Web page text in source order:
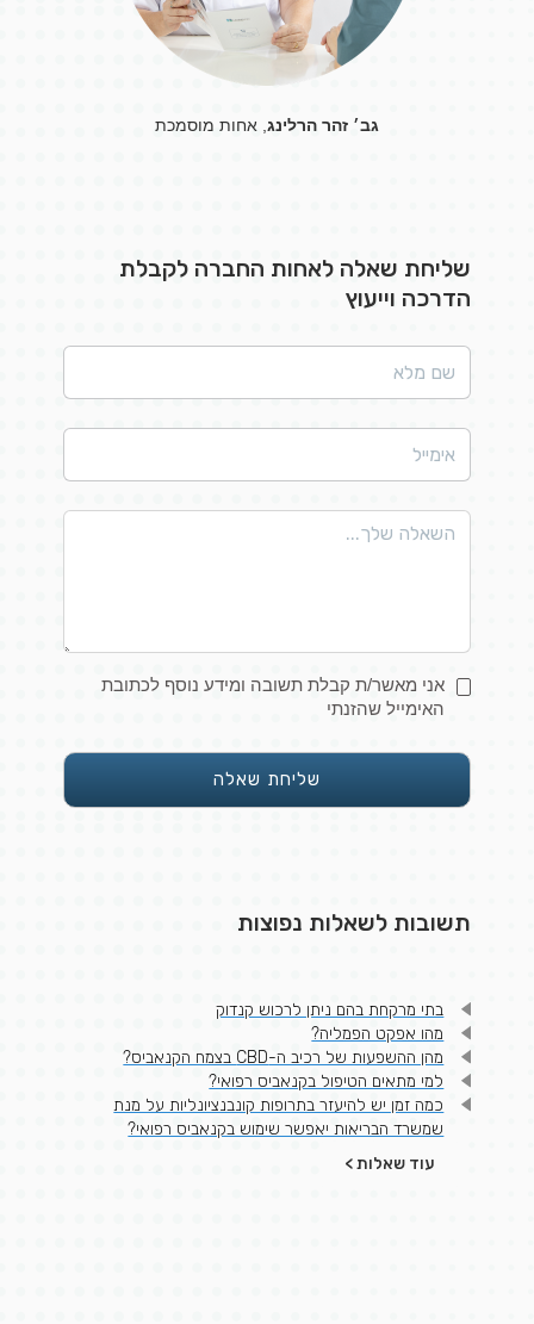
גב׳ זהר הרלינג , אחות מוסמכת
שליחת שאלה לאחות החברה לקבלת
הדרכה וייעוץ
אני מאשר/ת קבלת תשובה ומידע נוסף לכתובת
האימייל שהזנתי
תשובות לשאלות נפוצות
בתי מרקחת בהם ניתן לרכוש קנדוק
מהו אפקט הפמליה?
מהן ההשפעות של רכיב ה-CBD בצמח הקנאביס?
למי מתאים הטיפול בקנאביס רפואי?
כמה זמן יש להיעזר בתרופות קונבנציונליות על מנת
שמשרד הבריאות יאפשר שימוש בקנאביס רפואי?
עוד שאלות >